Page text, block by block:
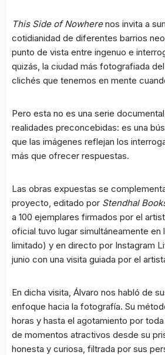
This Side of Nowherenos invita a
cotidianidad de diferentes barrios
punto de vista entre ingenuo e
quizás, la ciudad más fotografiada
clichés que tenemos en mente
Pero esta no es una serie
realidades preconcebidas: es una
que las imágenes reflejan los
más que ofrecer respuestas.
Las obras expuestas se
proyecto, editado por Stendhal
a 100 ejemplares firmados por el
oficial tuvo lugar simultáneamente en
limitado) y en directo por Instagram
junio con una visita guiada por el
En dicha visita, Álvaro nos habló de
enfoque hacia la fotografía. Su
horas y hasta el agotamiento por
de momentos atractivos desde su
honesta y curiosa, filtrada por sus